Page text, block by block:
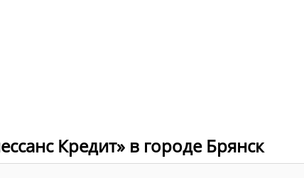
Кредит» в городе Брянск